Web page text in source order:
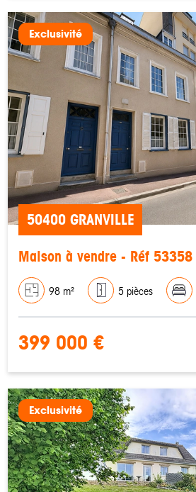
Exclusivité
50400 GRANVILLE
Maison à vendre - Réf 53358
98 m² 5 pièces
399 000 €
Exclusivité